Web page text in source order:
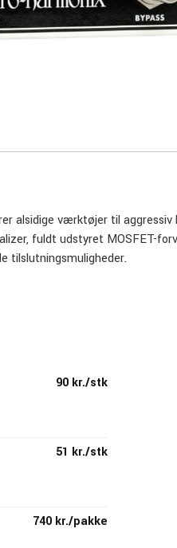
alsidige værktøjer til aggressiv
fuldt udstyret MOSFET-
tilslutningsmuligheder.
90 kr./stk
51 kr./stk
740 kr./pakke